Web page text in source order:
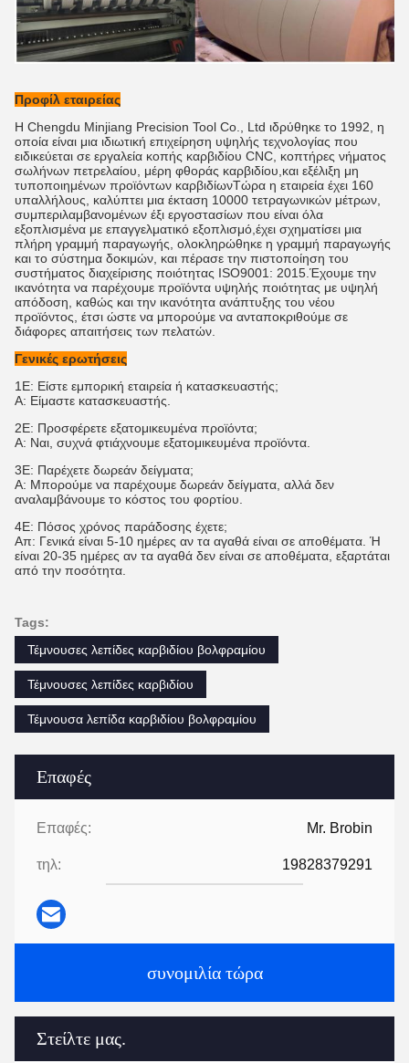
Επαφές
Επαφές: Mr. Brobin
τηλ: 19828379291
συνομιλία τώρα
Στείλτε μας.
Προφίλ εταιρείας
Η Chengdu Minjiang Precision Tool Co., Ltd ιδρύθηκε το 1992, η
οποία είναι μια ιδιωτική επιχείρηση υψηλής τεχνολογίας που
ειδικεύεται σε εργαλεία κοπής καρβιδίου CNC, κοπτήρες νήματος
σωλήνων πετρελαίου, μέρη φθοράς καρβιδίου,και εξέλιξη μη
τυποποιημένων προϊόντων καρβιδίωνΤώρα η εταιρεία έχει 160
υπαλλήλους, καλύπτει μια έκταση 10000 τετραγωνικών μέτρων,
συμπεριλαμβανομένων έξι εργοστασίων που είναι όλα
εξοπλισμένα με επαγγελματικό εξοπλισμό,έχει σχηματίσει μια
πλήρη γραμμή παραγωγής, ολοκληρώθηκε η γραμμή παραγωγής
και το σύστημα δοκιμών, και πέρασε την πιστοποίηση του
συστήματος διαχείρισης ποιότητας ISO9001: 2015.Έχουμε την
ικανότητα να παρέχουμε προϊόντα υψηλής ποιότητας με υψηλή
απόδοση, καθώς και την ικανότητα ανάπτυξης του νέου
προϊόντος, έτσι ώστε να μπορούμε να ανταποκριθούμε σε
διάφορες απαιτήσεις των πελατών.
Γενικές ερωτήσεις
1Ε: Είστε εμπορική εταιρεία ή κατασκευαστής;
Α: Είμαστε κατασκευαστής.
2Ε: Προσφέρετε εξατομικευμένα προϊόντα;
Α: Ναι, συχνά φτιάχνουμε εξατομικευμένα προϊόντα.
3Ε: Παρέχετε δωρεάν δείγματα;
Α: Μπορούμε να παρέχουμε δωρεάν δείγματα, αλλά δεν
αναλαμβάνουμε το κόστος του φορτίου.
4Ε: Πόσος χρόνος παράδοσης έχετε;
Απ: Γενικά είναι 5-10 ημέρες αν τα αγαθά είναι σε αποθέματα. Ή
είναι 20-35 ημέρες αν τα αγαθά δεν είναι σε αποθέματα, εξαρτάται
από την ποσότητα.
Tags:
Τέμνουσες λεπίδες καρβιδίου βολφραμίου
Τέμνουσες λεπίδες καρβιδίου
Τέμνουσα λεπίδα καρβιδίου βολφραμίου